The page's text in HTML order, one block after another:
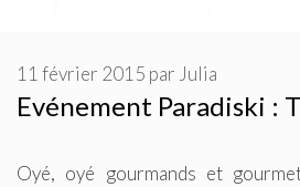
Evénement Paradiski :
11 février 2015 par Julia
Oyé, oyé gourmands et